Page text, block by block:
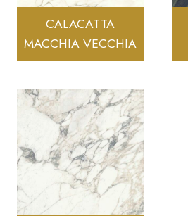
CALACATTA
MACCHIA VECCHIA